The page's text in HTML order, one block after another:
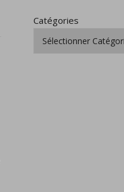
Catégories